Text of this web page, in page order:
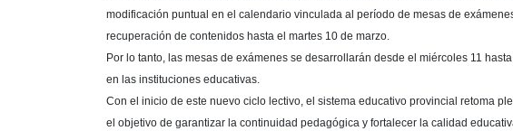
modificación puntual en el calendario vinculada al período de mesas de
recuperación de contenidos hasta el martes 10 de marzo.
Por lo tanto, las mesas de exámenes se desarrollarán desde el miércoles 11
en las instituciones educativas.
Con el inicio de este nuevo ciclo lectivo, el sistema educativo provincial retoma
el objetivo de garantizar la continuidad pedagógica y fortalecer la calidad